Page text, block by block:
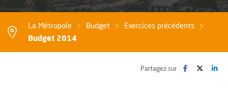
La Métropole Budget Exercices précédents
Budget 2014
Partagez sur Facebook
, Ouvre une
Twitter
, ,